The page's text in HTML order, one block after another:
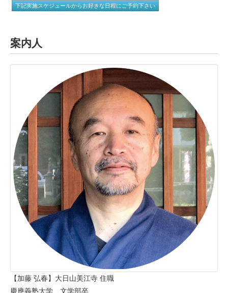
下記実施スケジュールからお好きな日程にご予約下さい
案内人
【加藤 弘春】大日山美江寺 住職
慶應義塾大学 文学部卒